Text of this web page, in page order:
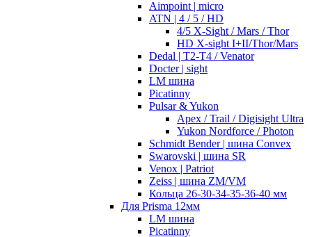
Aimpoint | micro
ATN | 4 / 5 / HD
4/5 X-Sight / Mars / Thor
HD X-sight I+II/Thor/Mars
Dedal | T2-T4 / Venator
Docter | sight
LM шина
Picatinny
Pulsar & Yukon
Apex / Trail / Digisight Ultra
Yukon Nordforce / Photon
Schmidt Bender | шина Convex
Swarovski | шина SR
Venox | Patriot
Zeiss | шина ZM/VM
Кольца 26-30-34-35-36-40 мм
Для Prisma 12мм
LM шина
Picatinny